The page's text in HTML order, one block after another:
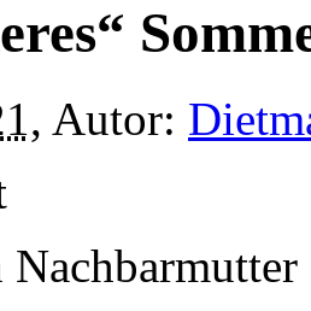
, Autor: